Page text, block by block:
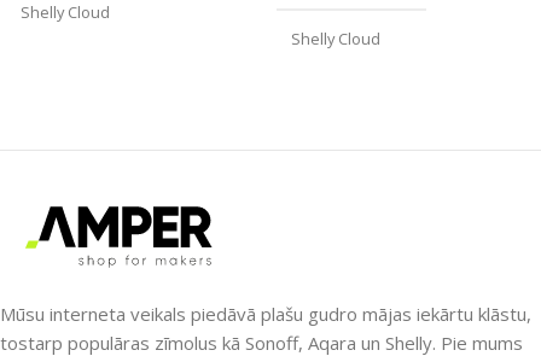
Shelly Cloud
PIEEJAMS UZREIZ Jā
UZREIZ PIEEJAMAIS
SKAITS
1
Shelly Cloud
Nē
Mūsu interneta veikals piedāvā plašu gudro mājas iekārtu klāstu,
tostarp populāras zīmolus kā Sonoff, Aqara un Shelly. Pie mums